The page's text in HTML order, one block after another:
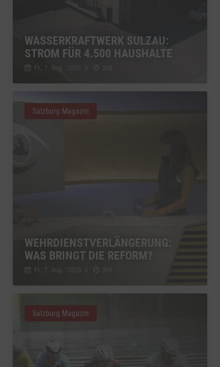
WASSERKRAFTWERK SULZAU:
STROM FÜR 4.500 HAUSHALTE
Fr., 7. Aug.. 2026
WEHRDIENSTVERLÄNGERUNG:
WAS BRINGT DIE REFORM?
Fr., 7. Aug.. 2026
Salzburg Magazin
Salzburg Magazin